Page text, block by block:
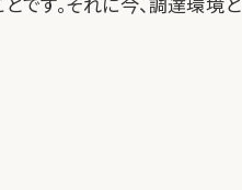
です。それに今、調達環境と